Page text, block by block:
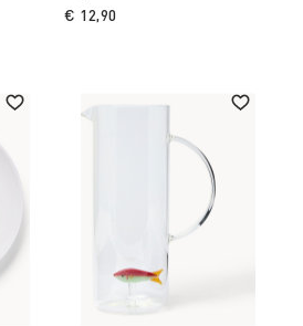
€ 12,90